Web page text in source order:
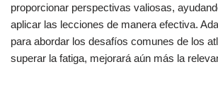
proporcionar perspectivas valiosas,
aplicar las lecciones de manera efectiva.
para abordar los desafíos comunes de los
superar la fatiga, mejorará aún más la